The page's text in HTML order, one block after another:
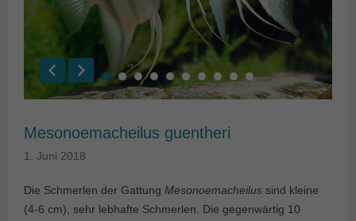
Mesonoemacheilus guentheri
1. Juni 2018
Die Schmerlen der Gattung Mesonoemacheilus sind kleine
(4-6 cm), sehr lebhafte Schmerlen. Die gegenwärtig 10